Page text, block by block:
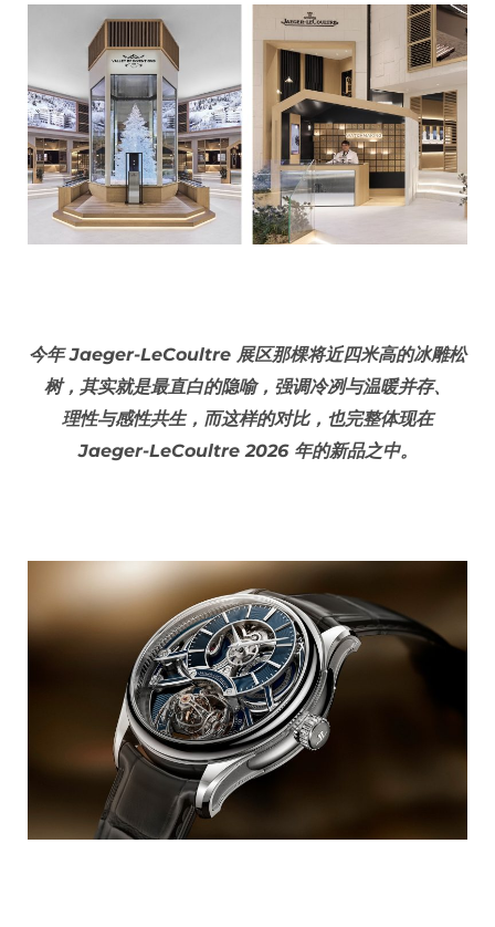
今年 Jaeger-LeCoultre 展区那棵将近四米高的冰雕松
树，其实就是最直白的隐喻，强调冷冽与温暖并存、
理性与感性共生，而这样的对比，也完整体现在
Jaeger-LeCoultre 2026 年的新品之中。